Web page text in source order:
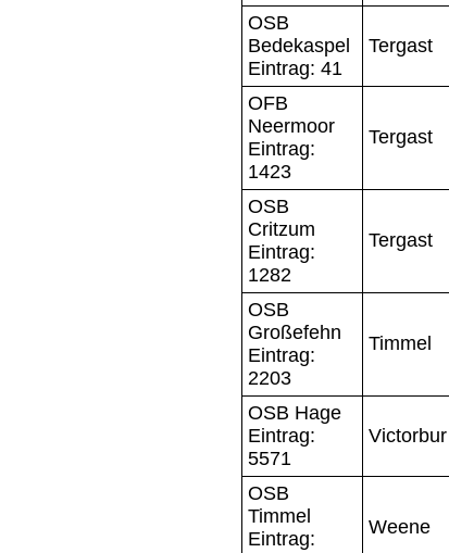
OSB
Bedekaspel
Eintrag: 41
Tergast
OFB
Neermoor
Eintrag:
1423
Tergast
OSB
Critzum
Eintrag:
1282
Tergast
OSB
Großefehn
Eintrag:
2203
Timmel
OSB Hage
Eintrag:
5571
Victorbur
OSB
Timmel
Eintrag:
Weene